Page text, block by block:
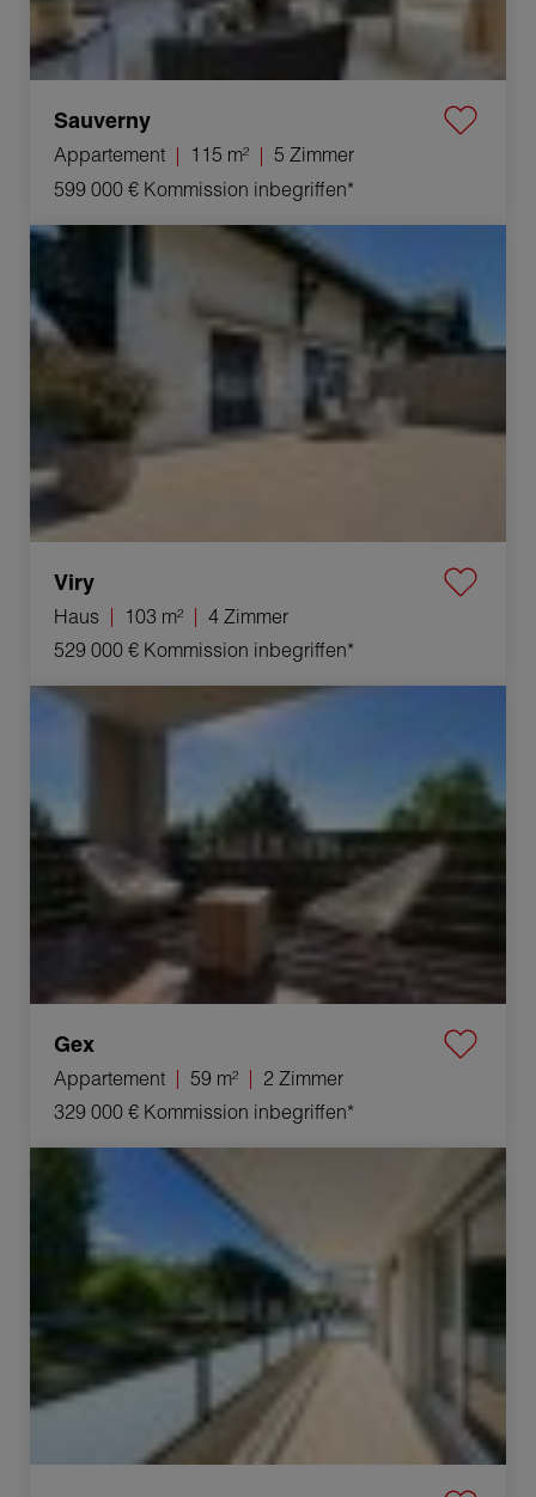
Sauverny
Appartement 115 m²
5 Zimmer
599 000 € Kommission inbegriffen*
Verkauf Haus Viry 4 Zimmer 103 m²
Viry
Haus 103 m²
4 Zimmer
529 000 € Kommission inbegriffen*
Verkauf Appartement Gex 2 Zimmer 59 m²
Gex
Appartement 59 m²
2 Zimmer
329 000 € Kommission inbegriffen*
Verkauf Appartement Ferney-Voltaire 3 Zimmer 70 m²